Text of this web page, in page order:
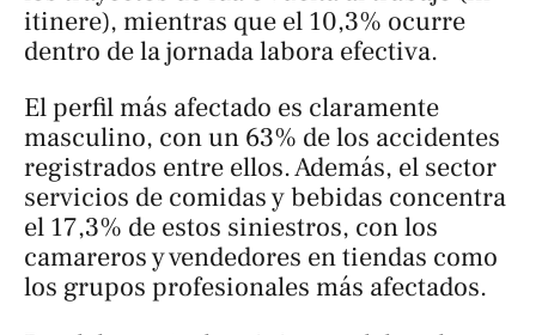
itinere), mientras que el 10,3% ocurre
dentro de la jornada labora efectiva.
El perfil más afectado es claramente
masculino, con un 63% de los accidentes
registrados entre ellos. Además, el sector
servicios de comidas y bebidas concentra
el 17,3% de estos siniestros, con los
camareros y vendedores en tiendas como
los grupos profesionales más afectados.